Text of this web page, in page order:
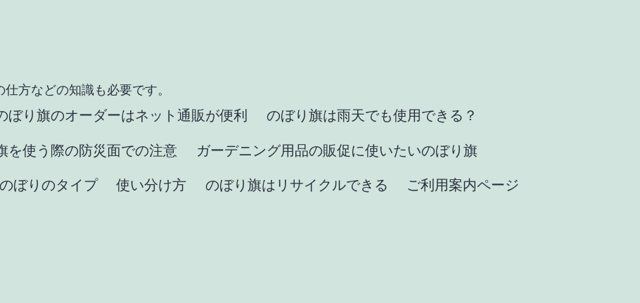
方などの知識も必要です。
ぼり旗のオーダーはネット通販が便利 のぼり旗は雨天でも使用できる？
を使う際の防災面での注意 ガーデニング用品の販促に使いたいのぼり旗
のぼりのタイプ 使い分け方 のぼり旗はリサイクルできる ご利用案内ページ